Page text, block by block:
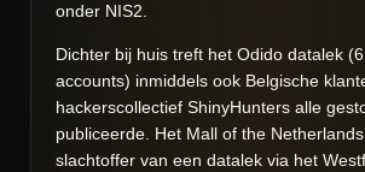
onder NIS2.
Dichter bij huis treft het Odido datalek
accounts) inmiddels ook Belgische
hackerscollectief ShinyHunters alle
publiceerde. Het Mall of the
slachtoffer van een datalek via het